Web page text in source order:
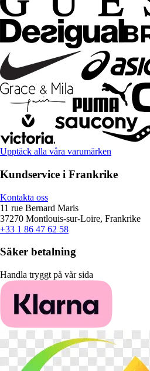
Upptäck alla våra varumärken
Kundservice i Frankrike
Kontakta oss
11 rue Bernard Maris
37270 Montlouis-sur-Loire, Frankrike
+33 1 86 47 62 58
Säker betalning
Handla tryggt på vår sida